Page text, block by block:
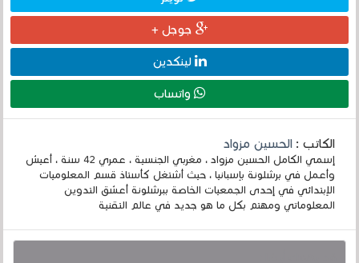
جوجل +
لينكدين
واتساب
الكاتب :الحسين مزواد
إسمي الكامل الحسين مزواد ، مغربي الجنسية ، عمري 42 سنة ، أعيش
وأعمل في برشلونة بإسبانيا ، حيث أشتغل كأستاذ قسم المعلوميات
الإبتدائي في إحدى الجمعيات الخاصة ببرشلونة أعشق التدوين
المعلوماتي ومهتم بكل ما هو جديد في عالم التقنية